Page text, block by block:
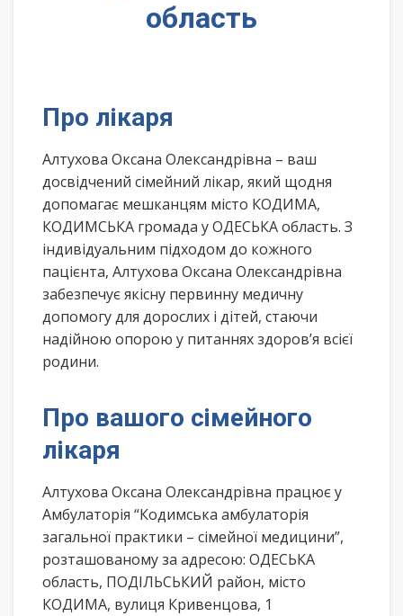
область
Про лікаря
Алтухова Оксана Олександрівна – ваш
досвідчений сімейний лікар, який щодня
допомагає мешканцям місто КОДИМА,
КОДИМСЬКА громада у ОДЕСЬКА область. З
індивідуальним підходом до кожного
пацієнта, Алтухова Оксана Олександрівна
забезпечує якісну первинну медичну
допомогу для дорослих і дітей, стаючи
надійною опорою у питаннях здоров’я всієї
родини.
Про вашого сімейного
лікаря
Алтухова Оксана Олександрівна працює у
Амбулаторія “Кодимська амбулаторія
загальної практики – сімейної медицини”,
розташованому за адресою: ОДЕСЬКА
область, ПОДІЛЬСЬКИЙ район, місто
КОДИМА, вулиця Кривенцова, 1